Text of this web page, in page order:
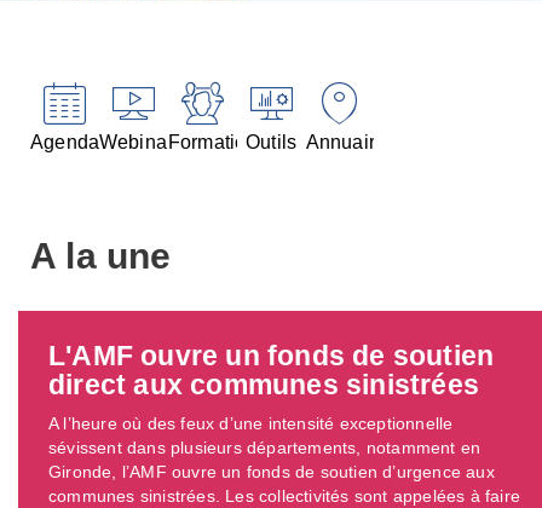
AgendaWebinairesFormationsOutils Annuaires
A la une
L'AMF ouvre un fonds de soutien
direct aux communes sinistrées
A l’heure où des feux d’une intensité exceptionnelle
sévissent dans plusieurs départements, notamment en
Gironde, l’AMF ouvre un fonds de soutien d’urgence aux
communes sinistrées. Les collectivités sont appelées à faire